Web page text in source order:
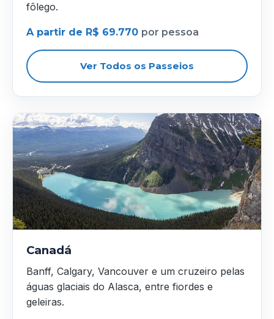
fôlego.
A partir de R$ 69.770 por pessoa
Ver Todos os Passeios
Canadá
Banff, Calgary, Vancouver e um cruzeiro pelas
águas glaciais do Alasca, entre fiordes e
geleiras.